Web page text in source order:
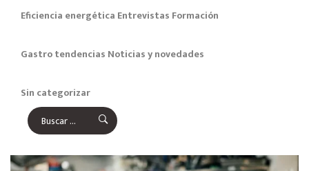
Eficiencia energética Entrevistas Formación
Gastro tendencias Noticias y novedades
Sin categorizar